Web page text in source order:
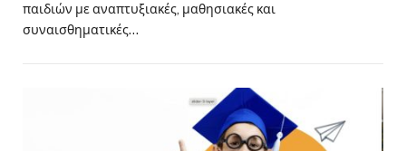
παιδιών με αναπτυξιακές, μαθησιακές και
συναισθηματικές…